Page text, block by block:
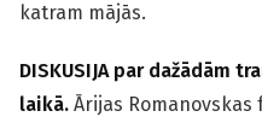
katram mājās.
DISKUSIJA par dažādām
laikā. Ārijas Romanovskas